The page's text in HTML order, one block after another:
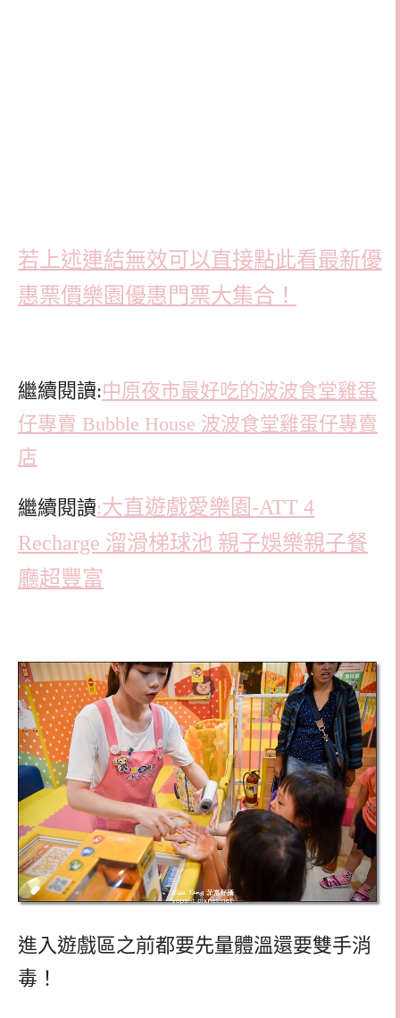
若上述連結無效可以直接點此看最新優
惠票價樂園優惠門票大集合！
繼續閱讀:中原夜市最好吃的波波食堂雞蛋
仔專賣 Bubble House 波波食堂雞蛋仔專賣
店
繼續閱讀:大直遊戲愛樂園-ATT 4
Recharge 溜滑梯球池 親子娛樂親子餐
廳超豐富
進入遊戲區之前都要先量體溫還要雙手消
毒！